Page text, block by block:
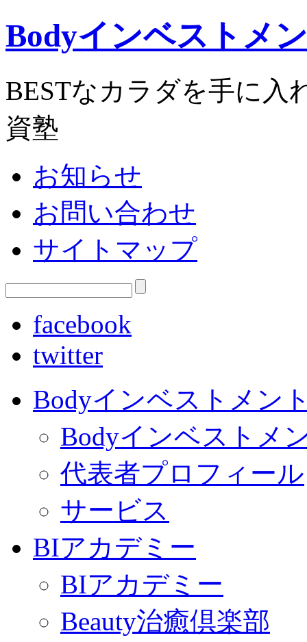
Bodyインベストメ
BESTなカラダを手に入
資塾
お知らせ
お問い合わせ
サイトマップ
facebook
twitter
Bodyインベストメン
Bodyインベストメ
代表者プロフィール
サービス
BIアカデミー
BIアカデミー
Beauty治癒倶楽部